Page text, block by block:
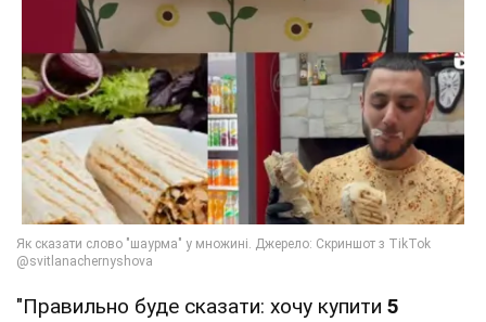
"Правильно буде сказати: хочу купити 5